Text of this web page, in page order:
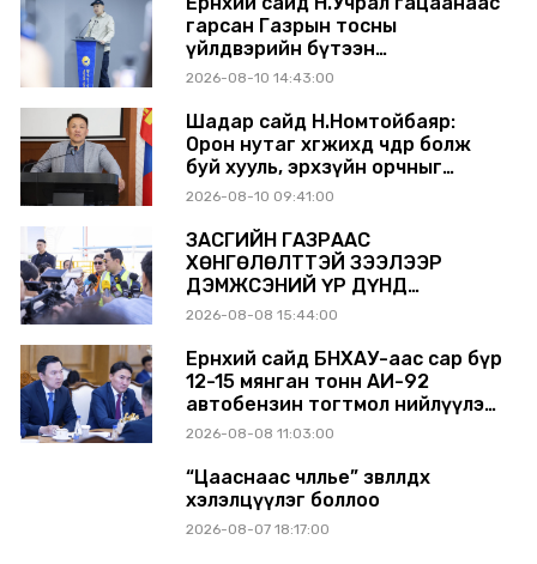
гарсан Газрын тосны
үйлдвэрийн бүтээн
байгуулалтыг тасралтгүй
хангамжийг баталгаажуулах
үүрэг өгөв
2026-08-10 14:43:00
Шадар сайд Н.Номтойбаяр:
Орон нутаг хөгжихөд чөдөр болж
буй хууль, эрхзүйн орчныг
шинэчилнэ
2026-08-10 09:41:00
ЗАСГИЙН ГАЗРААС
ХӨНГӨЛӨЛТТЭЙ ЗЭЭЛЭЭР
ДЭМЖСЭНИЙ ҮР ДҮНД
ШАТАХУУН ХАДГАЛАХ САВНУУД
БАЙНА
2026-08-08 15:44:00
Ерөнхий сайд БНХАУ-аас сар бүр
12-15 мянган тонн АИ-92
автобензин тогтмол нийлүүлэх
хүсэлт тавилаа
2026-08-08 11:03:00
“Цааснаас чөлөөлье” зөвлөлдөх
хэлэлцүүлэг боллоо
2026-08-07 18:17:00